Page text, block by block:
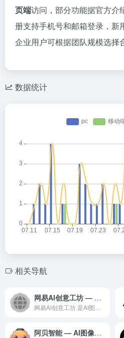
页端访问，部分功能据官方介
册支持手机号和邮箱登录，新
企业用户可根据团队规模选择
数据统计
相关导航
网易AI创意工坊 — AI图像工具领域的专业 AI 工具
阿贝智能 — AI图像工具领域的专业 AI 工具